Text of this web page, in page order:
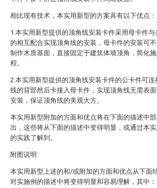
相比现有技术，本实用新型的方案具有以下优点：
1.本实用新型提供的顶角线安装卡件采用母卡件与
的相互配合实现顶角线的安装，母卡件的安装可
制作木质基面，直接固定于建筑体墙顶角，简化
程。
2.本实用新型提供的顶角线安装卡件的公卡件可连
线的背部然后卡接入母卡件，实现顶角线无需表
安装，保证顶角线的美观大方。
本实用新型附加的方面和优点将在下面的描述中
出，这些将从下面的描述中变得明显，或通过本
的实践了解到。
附图说明
本实用新型上述的和/或附加的方面和优点从下面
对实施例的描述中将变得明显和容易理解，其中：